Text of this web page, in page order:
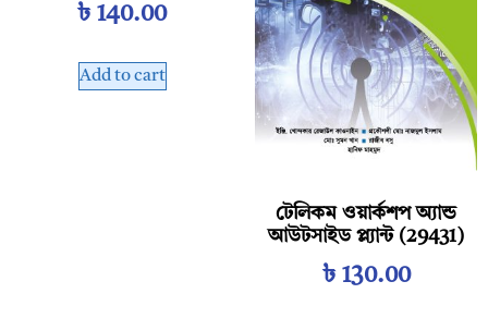
৳ 140.00
Add to cart
টেলিকম ওয়ার্কশপ অ্যান্ড
আউটসাইড প্ল্যান্ট (29431)
৳ 130.00